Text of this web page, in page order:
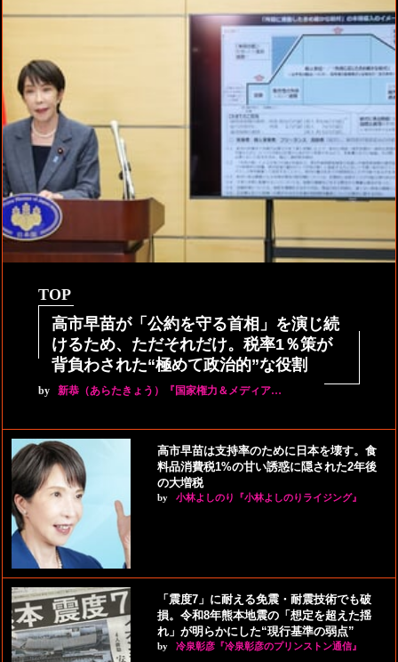
TOP
高市早苗が「公約を守る首相」を演じ続
けるため、ただそれだけ。税率1％策が
背負わされた“極めて政治的”な役割
by 新恭（あらたきょう）『国家権力＆メディア…
高市早苗は支持率のために日本を壊す。食
料品消費税1%の甘い誘惑に隠された2年後
の大増税
by 小林よしのり『小林よしのりライジング』
「震度7」に耐える免震・耐震技術でも破
損。令和8年熊本地震の「想定を超えた揺
れ」が明らかにした“現行基準の弱点”
by 冷泉彰彦『冷泉彰彦のプリンストン通信』